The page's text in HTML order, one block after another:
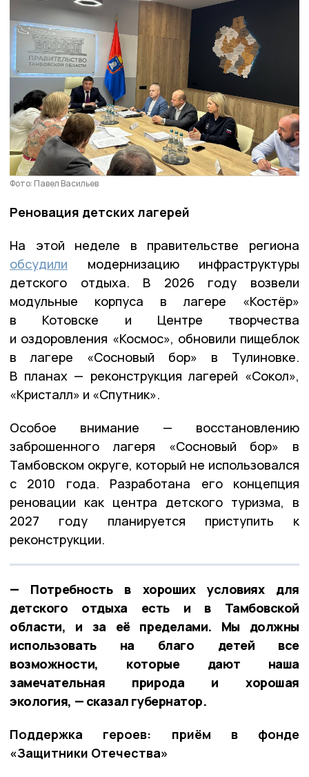
Фото: Павел Васильев
Реновация детских лагерей
На этой неделе в правительстве региона
обсудили модернизацию инфраструктуры
детского отдыха. В 2026 году возвели
модульные корпуса в лагере «Костёр»
в Котовске и Центре творчества
и оздоровления «Космос», обновили пищеблок
в лагере «Сосновый бор» в Тулиновке.
В планах — реконструкция лагерей «Сокол»,
«Кристалл» и «Спутник».
Особое внимание — восстановлению
заброшенного лагеря «Сосновый бор» в
Тамбовском округе, который не использовался
с 2010 года. Разработана его концепция
реновации как центра детского туризма, в
2027 году планируется приступить к
реконструкции.
— Потребность в хороших условиях для
детского отдыха есть и в Тамбовской
области, и за её пределами. Мы должны
использовать на благо детей все
возможности, которые дают наша
замечательная природа и хорошая
экология, — сказал губернатор.
Поддержка героев: приём в фонде
«Защитники Отечества»